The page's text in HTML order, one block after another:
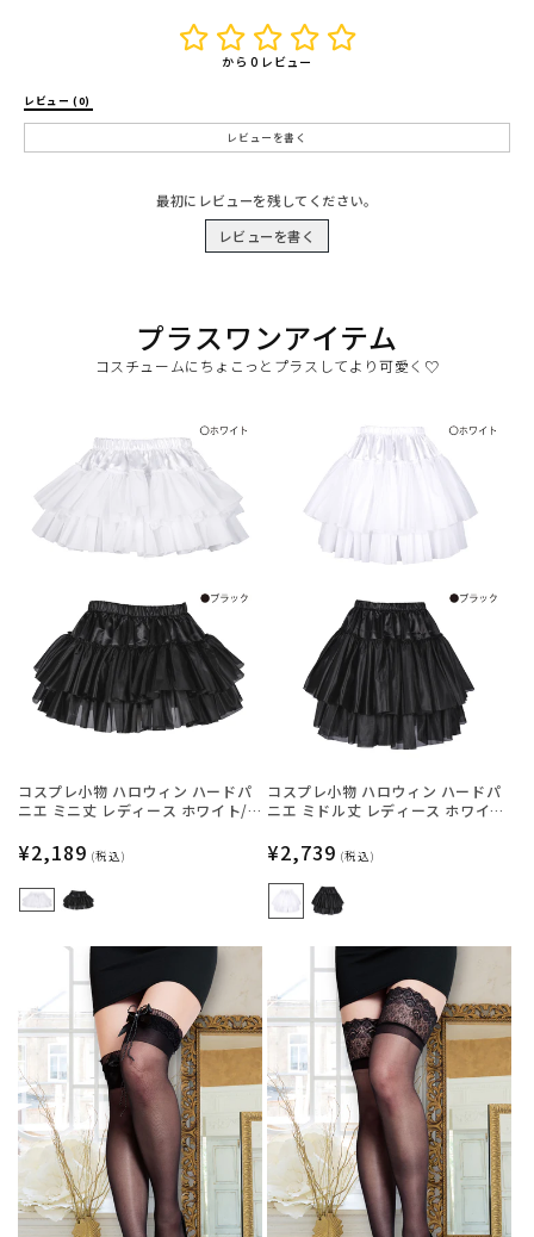
から 0 レビュー
レビュー (0)
レビューを書く
最初にレビューを残してください。
レビューを書く
プラスワンアイテム
コスチュームにちょこっとプラスしてより可愛く♡
コスプレ小物 ハロウィン ハードパ
ニエ ミニ丈 レディース ホワイト/
トーン】
通
常
価
¥2,189 (税込)
コスプレ小物 ハロウィン ハードパ
ニエ ミドル丈 レディース ホワイ
ストーン】
通
常
価
¥2,739 (税込)